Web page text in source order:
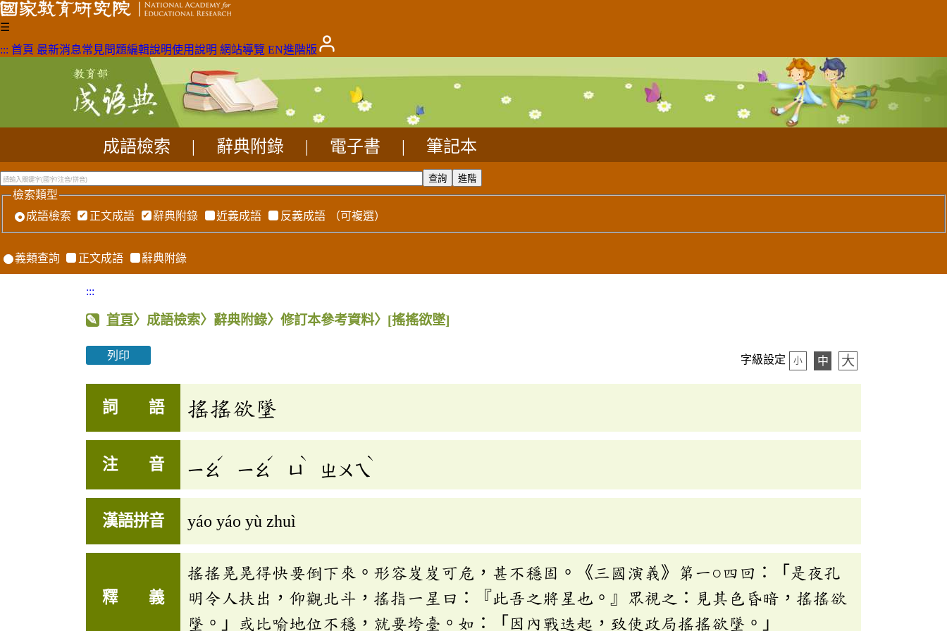
☰
::: 首頁 最新消息常見問題編輯說明使用說明 網站導覽 EN進階版
成語檢索 辭典附錄 電子書 筆記本
檢索類型
成語檢索
正文成語 辭典附錄 近義成語 反義成語 （可複選）
義類查詢 正文成語 辭典附錄
:::
首頁〉成語檢索〉辭典附錄〉修訂本參考資料〉 [搖搖欲墜]
列印 字級設定 小 中 大
詞 語 搖搖欲墜
注 音 ㄧㄠ
ˊ
ㄧㄠ
ˊ
ㄩ
ˋ
ㄓㄨㄟ
ˋ
漢語拼音 yáo yáo yù zhuì
釋 義
搖搖晃晃得快要倒下來。形容岌岌可危，甚不穩固。《三國演義》第一○四回：「是夜孔
明令人扶出，仰觀北斗，搖指一星曰：『此吾之將星也。』眾視之：見其色昏暗，搖搖欲
墜。」或比喻地位不穩，就要垮臺。如：「因內戰迭起，致使政局搖搖欲墜。」